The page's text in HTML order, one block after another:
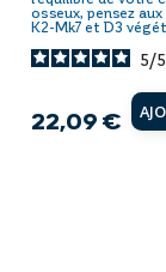
osseux, pensez
K2-Mk7 et D3
Prix
22,09 €
5/5